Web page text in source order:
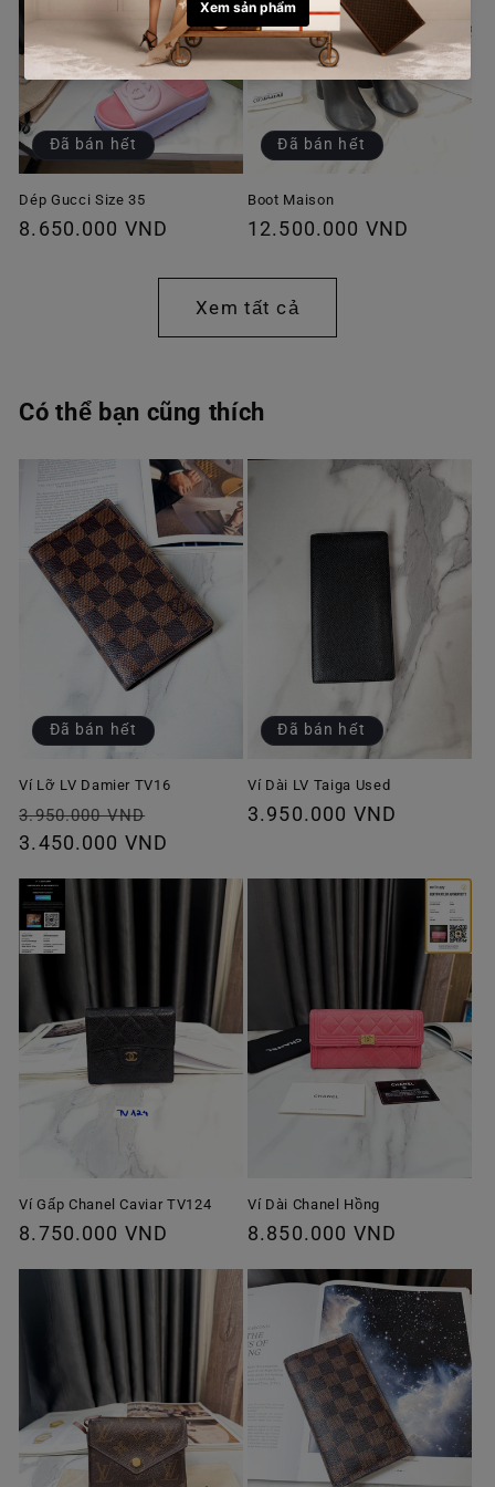
Đã bán hết
Dép Gucci Size 35
Giá
8.650.000 VND
Đã bán hết
Boot Maison
Giá
thường
12.500.000 VND
Xem tất cả
Có thể bạn cũng thích
Đã bán hết
Ví Lỡ LV Damier TV16
Giá
thông
3.950.000 VND
ưu
3.450.000 VND
Đã bán hết
Ví Dài LV Taiga Used
Giá
3.950.000 VND
Ví Gấp Chanel Caviar TV124
Giá
8.750.000 VND
Ví Dài Chanel Hồng
Giá
thường
8.850.000 VND